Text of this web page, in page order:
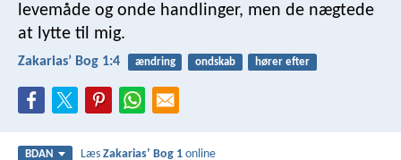
levemåde og onde handlinger, men de nægtede
at lytte til mig.
Zakariasʼ Bog 1:4 ændring ondskab hører efter
BDAN LæsZakariasʼ Bog 1 online